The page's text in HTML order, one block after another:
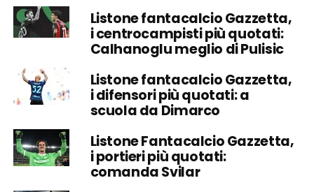
Listone fantacalcio Gazzetta,
i centrocampisti più quotati:
Calhanoglu meglio di Pulisic
Listone fantacalcio Gazzetta,
i difensori più quotati: a
scuola da Dimarco
Listone Fantacalcio Gazzetta,
i portieri più quotati:
comanda Svilar